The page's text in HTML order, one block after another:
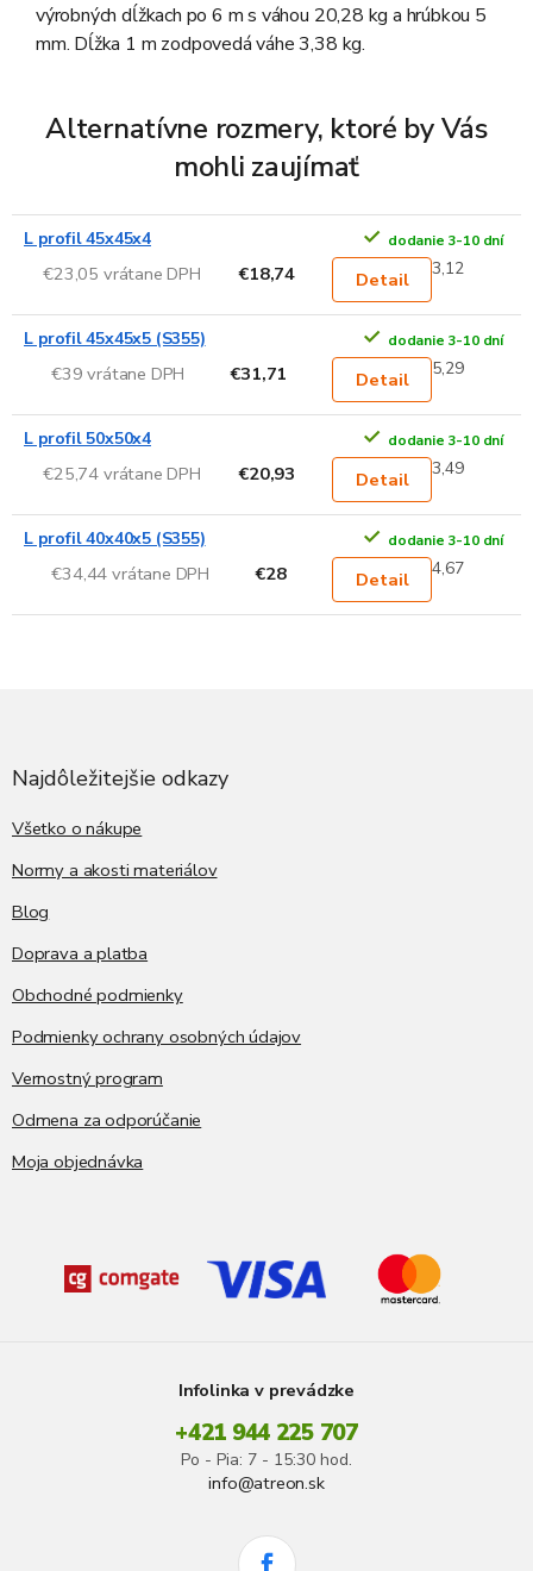
výrobných dĺžkach po 6 m s váhou 20,28 kg a hrúbkou 5
mm. Dĺžka 1 m zodpovedá váhe 3,38 kg.
Alternatívne rozmery, ktoré by Vás
mohli zaujímať
L profil 45x45x4 dodanie 3-10 dní
€23,05 vrátane DPH €18,74 Detail 3,12
L profil 45x45x5 (S355) dodanie 3-10 dní
€39 vrátane DPH €31,71 Detail 5,29
L profil 50x50x4 dodanie 3-10 dní
€25,74 vrátane DPH €20,93 Detail 3,49
L profil 40x40x5 (S355) dodanie 3-10 dní
€34,44 vrátane DPH €28 Detail 4,67
Najdôležitejšie odkazy
Všetko o nákupe
Normy a akosti materiálov
Blog
Doprava a platba
Obchodné podmienky
Podmienky ochrany osobných údajov
Vernostný program
Odmena za odporúčanie
Moja objednávka
Infolinka v prevádzke
+421 944 225 707
Po - Pia: 7 - 15:30 hod.
info@atreon.sk